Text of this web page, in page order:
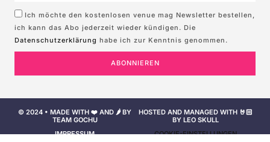
Ich möchte den kostenlosen venue mag Newsletter bestellen,
ich kann das Abo jederzeit wieder kündigen. Die
Datenschutzerklärung habe ich zur Kenntnis genommen.
ABONNIEREN
© 2024 • MADE WITH ❤️ AND 🌶️ BY
TEAM GOCHU
HOSTED AND MANAGED WITH 🤘🏻
BY LEO SKULL
IMPRESSUM
COOKIE-EINSTELLUNGEN